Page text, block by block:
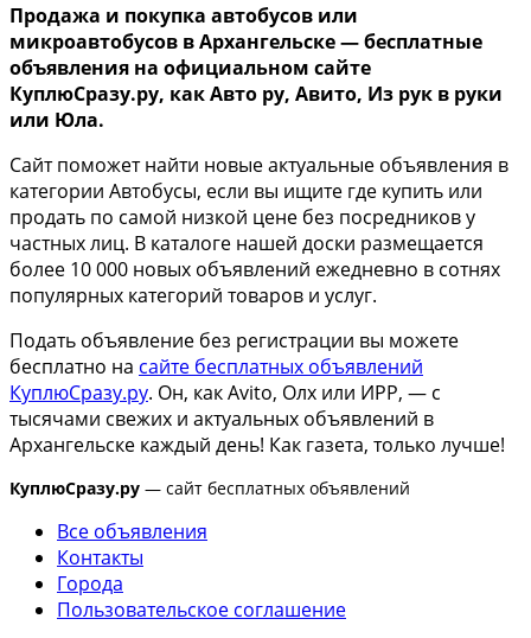
Продажа и покупка автобусов или
микроавтобусов в Архангельске— бесплатные
объявления на официальном сайте
КуплюСразу.ру, как Авто ру, Авито, Из рук в руки
или Юла.
Сайт поможет найти новые актуальные объявления в
категории Автобусы, если вы ищите где купить или
продать по самой низкой цене без посредников у
частных лиц. В каталоге нашей доски размещается
более 10 000 новых объявлений ежедневно в сотнях
популярных категорий товаров и услуг.
Подать объявление без регистрации вы можете
бесплатно на сайте бесплатных объявлений
КуплюСразу.ру. Он, как Avito, Олх или ИРР, — с
тысячами свежих и актуальных объявлений в
Архангельске каждый день! Как газета, только лучше!
КуплюСразу.ру — сайт бесплатных объявлений
Все объявления
Контакты
Города
Пользовательское соглашение